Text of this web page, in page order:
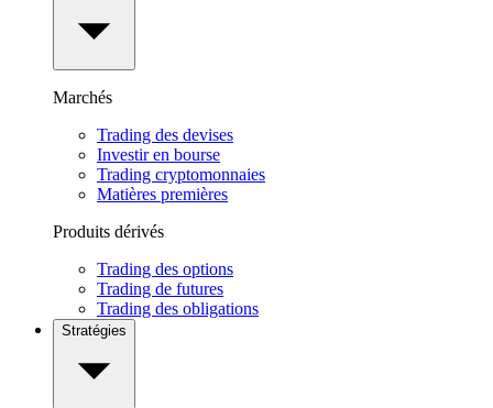
Marchés
Trading des devises
Investir en bourse
Trading cryptomonnaies
Matières premières
Produits dérivés
Trading des options
Trading de futures
Trading des obligations
Stratégies